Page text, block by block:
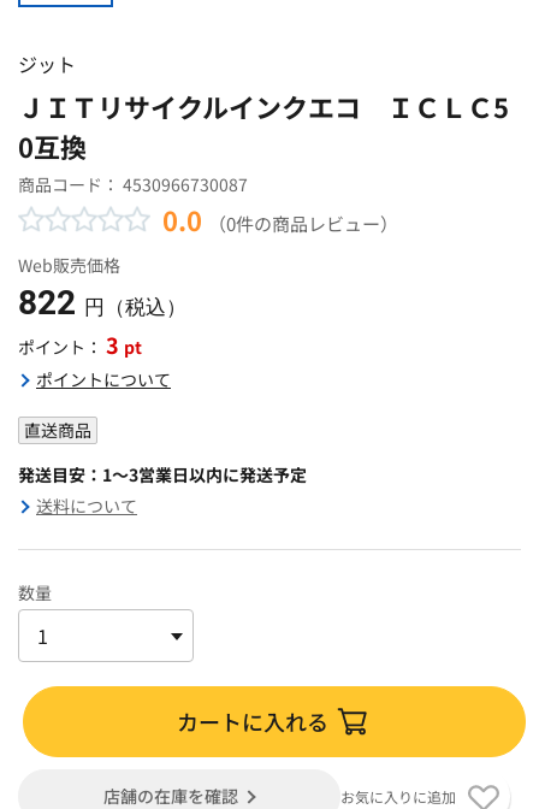
ジット
ＪＩＴリサイクルインクエコ ＩＣＬＣ5
0互換
商品コード： 4530966730087
0.0 （0件の商品レビュー）
Web販売価格
822 円（税込）
ポイント： 3 pt
ポイントについて
直送商品
発送目安：1～3営業日以内に発送予定
送料について
数量
カートに入れる
店舗の在庫を確認 お気に入りに追加